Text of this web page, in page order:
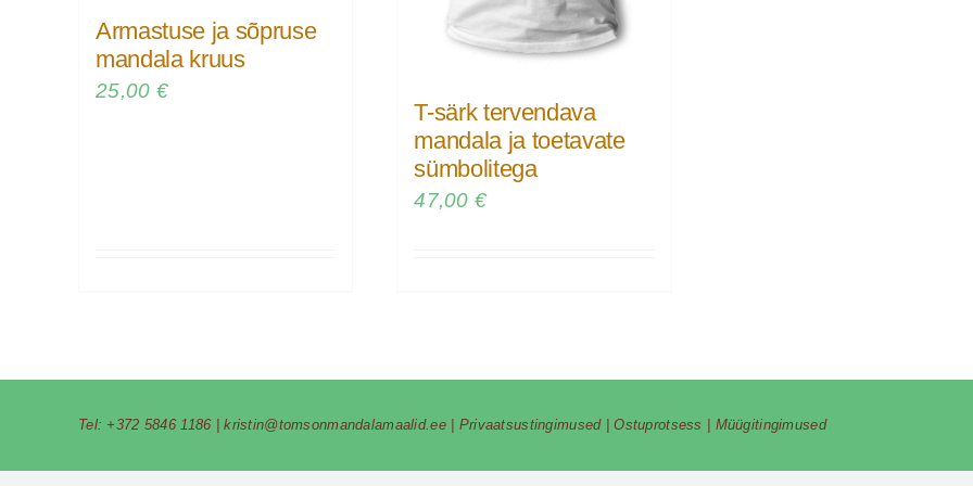
Armastuse ja sõpruse
mandala kruus
25,00 €
T-särk tervendava
mandala ja toetavate
sümbolitega
47,00€
Tel: +372 5846 1186 |kristin@tomsonmandalamaalid.ee| Privaatsustingimused|Ostuprotsess Müügitingimused